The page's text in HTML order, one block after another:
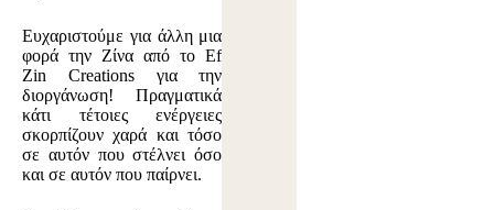
Ευχαριστούμε για άλλη μια
φορά την Ζίνα από τοEf
Zin Creationsγια την
διοργάνωση! Πραγματικά
κάτι τέτοιες ενέργειες
σκορπίζουν χαρά και τόσο
σε αυτόν που στέλνει όσο
και σε αυτόν που παίρνει.